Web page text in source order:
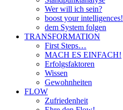
Wer will ich sein?
boost your intelligences!
dem System folgen
TRANSFORMATION
First Steps…
MACH ES EINFACH!
Erfolgsfaktoren
Wissen
Gewohnheiten
FLOW
Zufriedenheit